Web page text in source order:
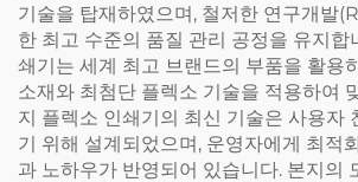
기술을 탑재하였으며, 철저한 연구개발
한 최고 수준의 품질 관리 공정을 유지합
쇄기는 세계 최고 브랜드의 부품을 활용
소재와 최첨단 플렉소 기술을 적용하여
지 플렉소 인쇄기의 최신 기술은 사용자
기 위해 설계되었으며, 운영자에게 최적
과 노하우가 반영되어 있습니다. 본지의